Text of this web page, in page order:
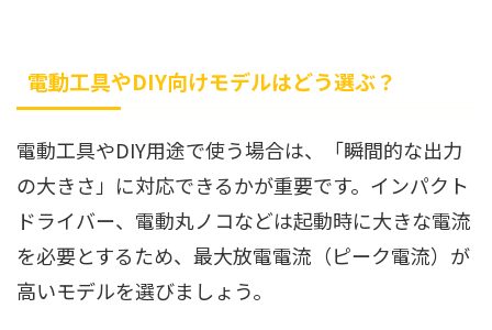
電動工具やDIY向けモデルはどう選ぶ？
電動工具やDIY用途で使う場合は、「瞬間的な出力
の大きさ」に対応できるかが重要です。インパクト
ドライバー、電動丸ノコなどは起動時に大きな電流
を必要とするため、最大放電電流（ピーク電流）が
高いモデルを選びましょう。